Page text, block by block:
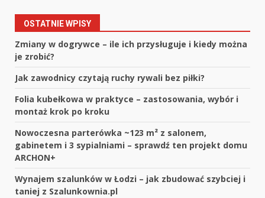
OSTATNIE WPISY
Zmiany w dogrywce – ile ich przysługuje i kiedy można
je zrobić?
Jak zawodnicy czytają ruchy rywali bez piłki?
Folia kubełkowa w praktyce – zastosowania, wybór i
montaż krok po kroku
Nowoczesna parterówka ~123 m² z salonem,
gabinetem i 3 sypialniami – sprawdź ten projekt domu
ARCHON+
Wynajem szalunków w Łodzi – jak zbudować szybciej i
taniej z Szalunkownia.pl